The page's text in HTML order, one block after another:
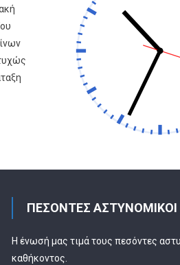
ΠΕΣΟΝΤΕΣ ΑΣΤΥΝΟΜΙΚΟΙ
Η ένωσή μας τιμά τους πεσόντες
καθήκοντος.